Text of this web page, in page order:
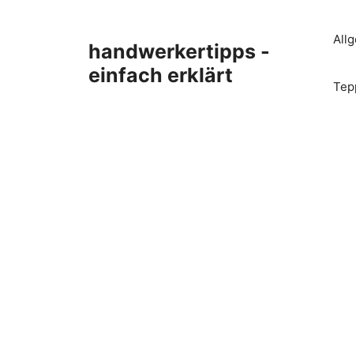
handwerkertipps -
einfach erklärt